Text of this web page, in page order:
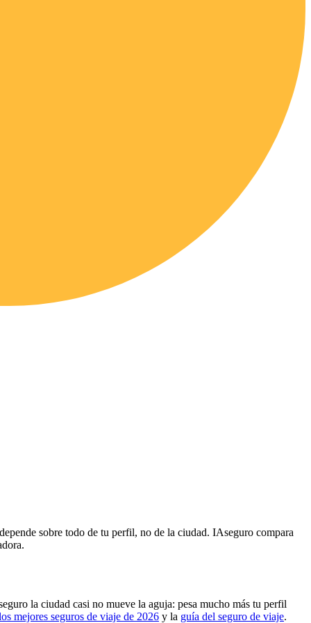
sobre todo de tu perfil, no de la ciudad. IAseguro compara
la ciudad casi no mueve la aguja: pesa mucho más tu perfil
mejores seguros de viaje de 2026 y la guía del seguro de viaje.